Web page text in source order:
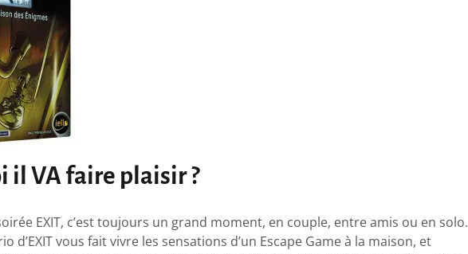
il VA faire plaisir ?
EXIT, c’est toujours un grand moment, en couple, entre amis ou en solo.
d’EXIT vous fait vivre les sensations d’un Escape Game à la maison, et